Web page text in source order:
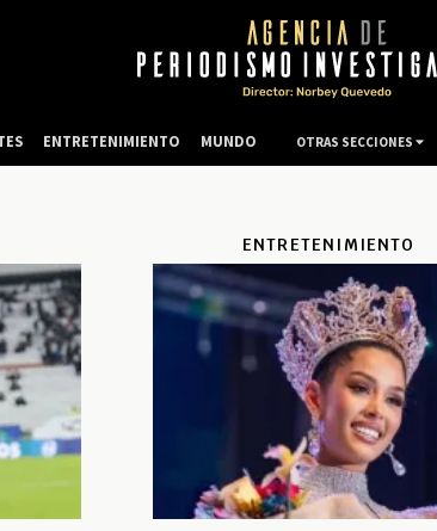
ENTRETENIMIENTO
ENTRETENIMIENTO MUNDO OTRAS SECCIONES